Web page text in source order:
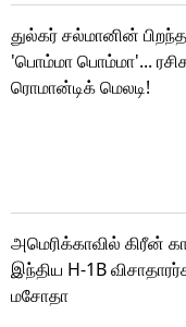
துல்கர் சல்மானின்
'பொம்மா பொம்மா'...
ரொமான்டிக் மெலடி!
அமெரிக்காவில் கிரீன்
இந்திய H-1B
மசோதா